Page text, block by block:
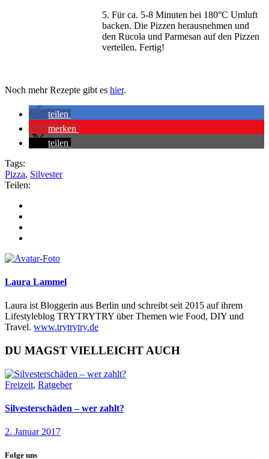
5. Für ca. 5-8 Minuten bei 180°C Umluft
backen. Die Pizzen herausnehmen und
den Rucola und Parmesan auf den Pizzen
verteilen. Fertig!
Noch mehr Rezepte gibt es hier.
teilen
merken
teilen
Tags:
Pizza, Silvester
Teilen:
Laura Lammel
Laura ist Bloggerin aus Berlin und schreibt seit 2015 auf ihrem
Lifestyleblog TRYTRYTRY über Themen wie Food, DIY und
Travel. www.trytrytry.de
DU MAGST VIELLEICHT AUCH
Freizeit, Ratgeber
Silvesterschäden – wer zahlt?
2. Januar 2017
Folge uns